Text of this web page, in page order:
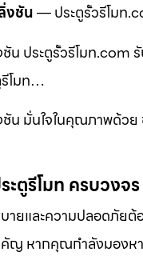
งชัน— ประตูรั้วรีโมท
น ประตูรั้วรีโมท.com
โมท…
ชัน มั่นใจในคุณภาพด้ว
ตูรีโมท ครบวง
ยและความปลอดภัยต้
คัญ หากคุณกำลังมองหา